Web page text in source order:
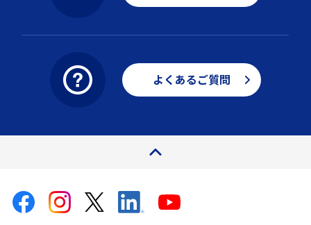
よくあるご質問